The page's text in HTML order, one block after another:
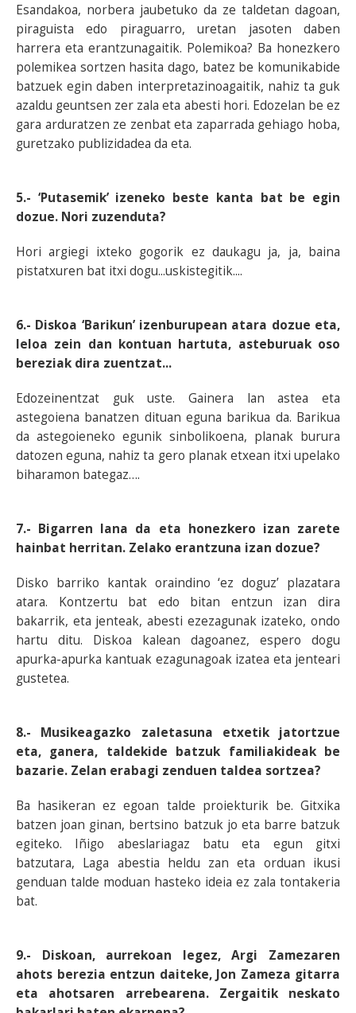
Esandakoa, norbera jaubetuko da ze taldetan dagoan,
piraguista edo piraguarro, uretan jasoten daben
harrera eta erantzunagaitik. Polemikoa? Ba honezkero
polemikea sortzen hasita dago, batez be komunikabide
batzuek egin daben interpretazinoagaitik, nahiz ta guk
azaldu geuntsen zer zala eta abesti hori. Edozelan be ez
gara arduratzen ze zenbat eta zaparrada gehiago hoba,
guretzako publizidadea da eta.
5.- ‘Putasemik’ izeneko beste kanta bat be egin
dozue. Nori zuzenduta?
Hori argiegi ixteko gogorik ez daukagu ja, ja, baina
pistatxuren bat itxi dogu...uskistegitik....
6.- Diskoa ‘Barikun’ izenburupean atara dozue eta,
leloa zein dan kontuan hartuta, asteburuak oso
bereziak dira zuentzat...
Edozeinentzat guk uste. Gainera lan astea eta
astegoiena banatzen dituan eguna barikua da. Barikua
da astegoieneko egunik sinbolikoena, planak burura
datozen eguna, nahiz ta gero planak etxean itxi upelako
biharamon bategaz….
7.- Bigarren lana da eta honezkero izan zarete
hainbat herritan. Zelako erantzuna izan dozue?
Disko barriko kantak oraindino ‘ez doguz’ plazatara
atara. Kontzertu bat edo bitan entzun izan dira
bakarrik, eta jenteak, abesti ezezagunak izateko, ondo
hartu ditu. Diskoa kalean dagoanez, espero dogu
apurka-apurka kantuak ezagunagoak izatea eta jenteari
gustetea.
8.- Musikeagazko zaletasuna etxetik jatortzue
eta, ganera, taldekide batzuk familiakideak be
bazarie. Zelan erabagi zenduen taldea sortzea?
Ba hasikeran ez egoan talde proiekturik be. Gitxika
batzen joan ginan, bertsino batzuk jo eta barre batzuk
egiteko. Iñigo abeslariagaz batu eta egun gitxi
batzutara, Laga abestia heldu zan eta orduan ikusi
genduan talde moduan hasteko ideia ez zala tontakeria
bat.
9.- Diskoan, aurrekoan legez, Argi Zamezaren
ahots berezia entzun daiteke, Jon Zameza gitarra
eta ahotsaren arrebearena. Zergaitik neskato